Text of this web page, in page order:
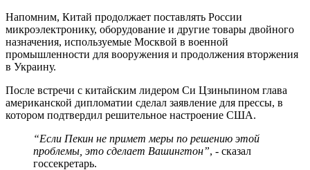
Напомним, Китай продолжает поставлять России
микроэлектронику, оборудование и другие товары двойного
назначения, используемые Москвой в военной
промышленности для вооружения и продолжения вторжения
в Украину.
После встречи с китайским лидером Си Цзиньпином глава
американской дипломатии сделал заявление для прессы, в
котором подтвердил решительное настроение США.
“Если Пекин не примет меры по решению этой
проблемы, это сделает Вашингтон”, - сказал
госсекретарь.